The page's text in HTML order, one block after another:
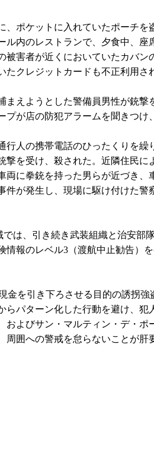
ポケットに入れていたポーチを
内のレストランで、夕食中、座
被害者が近くにおいていたカバ
クレジットカードも不正利用さ
えようとした警備員男性が銃撃
プが店の防犯アラームを聞きつ
人の携帯電話のひったくりを繰
を受け、殺された。近隣住民
に拳銃を持った男らが近づき、
が発生し、現場に駆け付けた警
は、引き続き武装組織と治安
報のレベル3（渡航中止勧告）
を引き下ろさせる目的の誘拐
パターン化した行動を避け、
よびサン・マルティン・デ・
囲への警戒を怠らないことが肝